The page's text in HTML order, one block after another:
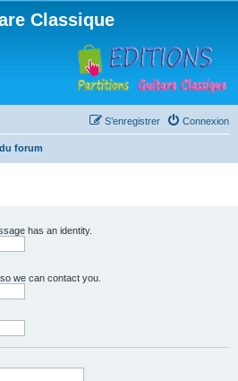
Classique
Connexion
S’enregistrer
forum
has an identity.
we can contact you.